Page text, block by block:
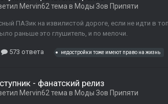
Mervin62 тема в Моды Зов Припяти
ПАЗик на извилистой дороге, если не идти в
раньше это глушитель, и по мелочи.
573 ответа недостройки тоже имеют право на жизнь
- фанатский релиз
Mervin62 тема в Моды Зов Припяти